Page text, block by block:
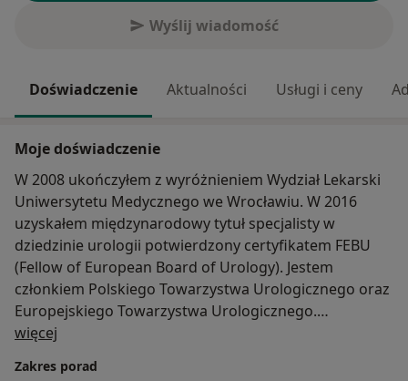
Wyślij wiadomość
Doświadczenie Aktualności Usługi i ceny
Moje doświadczenie
W 2008 ukończyłem z wyróżnieniem Wydział Lekarski
Uniwersytetu Medycznego we Wrocławiu. W 2016
uzyskałem międzynarodowy tytuł specjalisty w
dziedzinie urologii potwierdzony certyfikatem FEBU
(Fellow of European Board of Urology). Jestem
członkiem Polskiego Towarzystwa Urologicznego oraz
Europejskiego Towarzystwa Urologicznego.
Doświadczenie zawodowe zdobywałem początkowo w
(aktualnie Uniwersytecki Szpital Kliniczny w Opolu). Od
więcej
Zakres porad